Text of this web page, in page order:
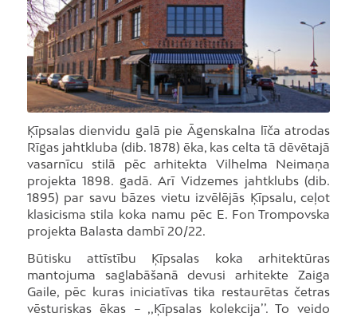
Foto: I.Kublins
Ķīpsalas dienvidu galā pie Āgenskalna līča atrodas
Rīgas jahtkluba (dib. 1878) ēka, kas celta tā dēvētajā
vasarnīcu stilā pēc arhitekta Vilhelma Neimaņa
projekta 1898. gadā. Arī Vidzemes jahtklubs (dib.
1895) par savu bāzes vietu izvēlējās Ķīpsalu, ceļot
klasicisma stila koka namu pēc E. Fon Trompovska
projekta Balasta dambī 20/22.
Būtisku attīstību Ķīpsalas koka arhitektūras
mantojuma saglabāšanā devusi arhitekte Zaiga
Gaile, pēc kuras iniciatīvas tika restaurētas četras
vēsturiskas ēkas – ,,Ķīpsalas kolekcija’’. To veido